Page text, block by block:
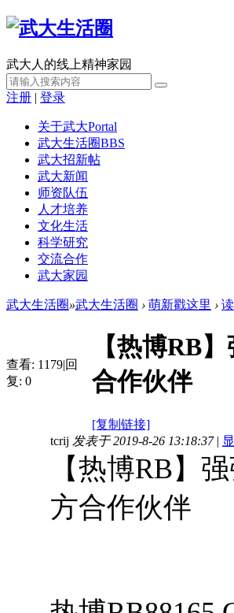
武大人的线上精神家园
注册 | 登录
关于武大Portal
武大生活圈BBS
武大招新帖
武大新闻
师资队伍
人才培养
文化生活
科学研究
交流合作
武大家园
武大生活圈»武大生活圈 › 萌新戳这里 ›
查看: 1179|回
复: 0
【热博RB
合作伙伴
[复制链接]
tcrij 发表于 2019-8-26 13:18:37 |
【热博RB】
方合作伙伴